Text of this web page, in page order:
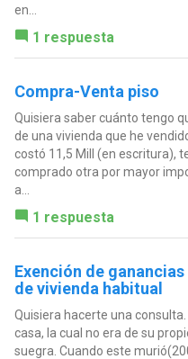
en...
1 respuesta
Compra-Venta piso
Quisiera saber cuánto tengo
de una vivienda que he
costó 11,5 Mill (en escritura),
comprado otra por mayor
a...
1 respuesta
Exención de
de vivienda habitual
Quisiera hacerte una
casa, la cual no era de su
suegra. Cuando este